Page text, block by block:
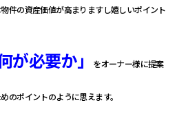
件の資産価値が高まりますし嬉しいポイント
が必要か」
をオーナー様に提案
のポイントのように思えます。